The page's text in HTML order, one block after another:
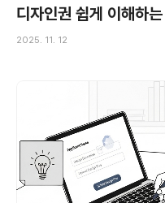
디자인권 쉽게 이해하
2025. 11. 12